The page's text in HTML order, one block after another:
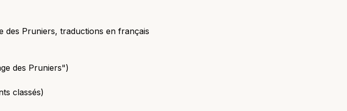
des Pruniers, traductions en français
des Pruniers")
classés)